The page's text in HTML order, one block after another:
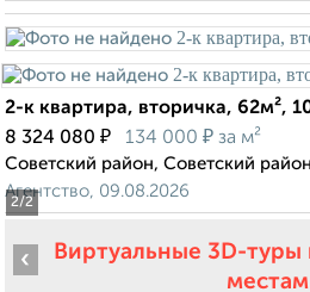
2/2
2-к квартира, вторичка, 62м²,
8 324 080 ₽ 134 000 ₽ за м²
Советский район, Советский район
Агентство, 09.08.2026
Виртуальные 3D-
местам
‹